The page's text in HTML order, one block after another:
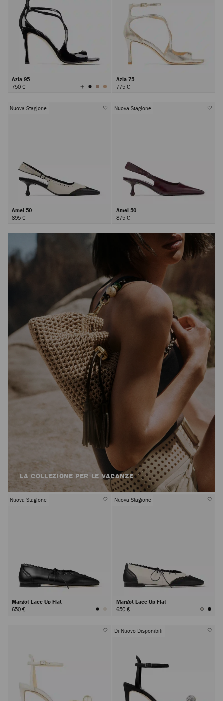
Azia 95
750 €
Visualizza
tutti
Azia 75
775 €
Nuova Stagione
Amel 50
895 €
Nuova Stagione
Amel 50
875 €
LA COLLEZIONE PER LE VACANZE
Nuova Stagione
Margot Lace Up Flat
650 €
Nuova Stagione
Margot Lace Up Flat
650 €
Di Nuovo Disponibili